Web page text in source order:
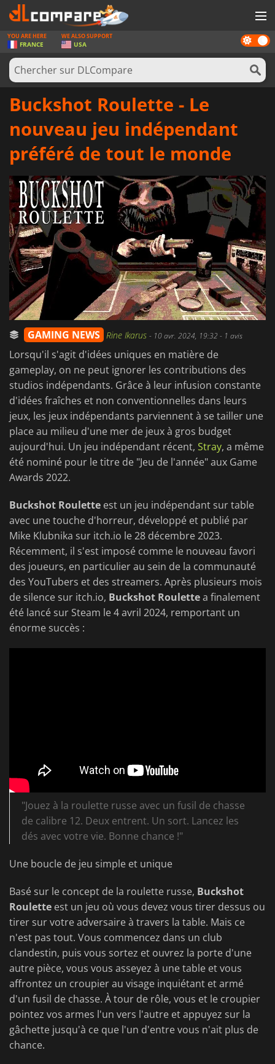
JEUX
CARTES PRÉPAYÉES
LOGICIELS
NEWS
SE CONNECTER OU S'INSCRIRE
Dark
mode
YOU ARE HERE
FRANCE
WE ALSO SUPPORT
USA
Buckshot Roulette - Le
nouveau jeu indépendant
préféré de tout le monde
GAMING NEWS Rine Ikarus - 10 avr. 2024, 19:32 - 1 avis
Lorsqu'il s'agit d'idées uniques en matière de
gameplay, on ne peut ignorer les contributions des
studios indépendants. Grâce à leur infusion constante
d'idées fraîches et non conventionnelles dans leurs
jeux, les jeux indépendants parviennent à se tailler une
place au milieu d'une mer de jeux à gros budget
aujourd'hui. Un jeu indépendant récent, Stray, a même
été nominé pour le titre de "Jeu de l'année" aux Game
Awards 2022.
Buckshot Roulette est un jeu indépendant sur table
avec une touche d'horreur, développé et publié par
Mike Klubnika sur itch.io le 28 décembre 2023.
Récemment, il s'est imposé comme le nouveau favori
des joueurs, en particulier au sein de la communauté
des YouTubers et des streamers. Après plusieurs mois
de silence sur itch.io, Buckshot Roulettea finalement
été lancé sur Steam le 4 avril 2024, remportant un
énorme succès :
"Jouez à la roulette russe avec un fusil de chasse
de calibre 12. Deux entrent. Un sort. Lancez les
dés avec votre vie. Bonne chance !"
Une boucle de jeu simple et unique
Basé sur le concept de la roulette russe, Buckshot
Roulette est un jeu où vous devez vous tirer dessus ou
tirer sur votre adversaire à travers la table. Mais ce
n'est pas tout. Vous commencez dans un club
clandestin, puis vous sortez et ouvrez la porte d'une
autre pièce, vous vous asseyez à une table et vous
affrontez un croupier au visage inquiétant et armé
d'un fusil de chasse. À tour de rôle, vous et le croupier
pointez vos armes l'un vers l'autre et appuyez sur la
gâchette jusqu'à ce que l'un d'entre vous n'ait plus de
chance.